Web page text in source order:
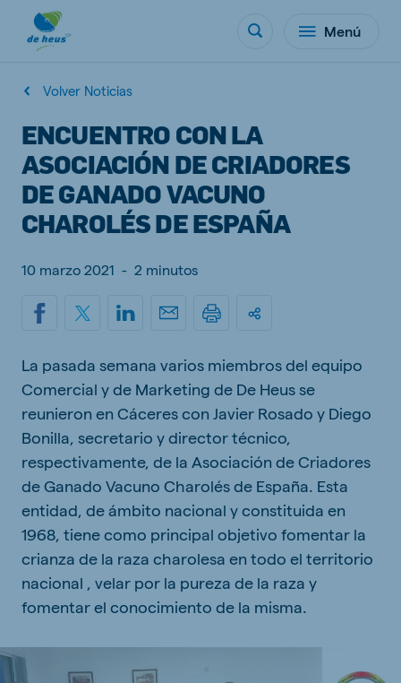
Menú
Volver Noticias
ENCUENTRO CON LA
ASOCIACIÓN DE CRIADORES
DE GANADO VACUNO
CHAROLÉS DE ESPAÑA
10 marzo 2021 - 2 minutos
La pasada semana varios miembros del equipo
Comercial y de Marketing de De Heus se
reunieron en Cáceres con Javier Rosado y Diego
Bonilla, secretario y director técnico,
respectivamente, de la Asociación de Criadores
de Ganado Vacuno Charolés de España. Esta
entidad, de ámbito nacional y constituida en
1968, tiene como principal objetivo fomentar la
crianza de la raza charolesa en todo el territorio
nacional , velar por la pureza de la raza y
fomentar el conocimiento de la misma.